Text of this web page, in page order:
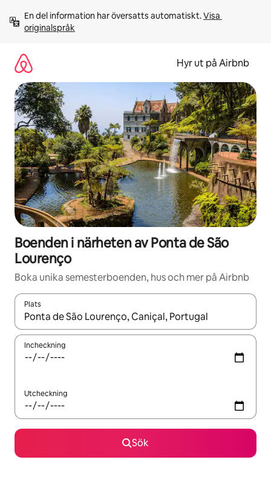
innehåll
En del information har översatts automatiskt. Visa
originalspråk
Hyr ut på Airbnb
Boenden i närheten av Ponta de São
Lourenço
Boka unika semesterboenden, hus och mer på Airbnb
Plats
När resultaten är tillgängliga kan du navigera med upp- och
Incheckning
Utcheckning
Sök